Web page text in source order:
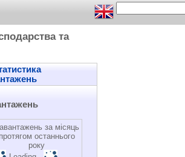
та
за місяць
протягом останнього
року